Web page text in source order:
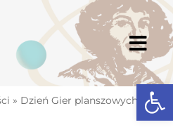
» Dzień Gier planszowych jak